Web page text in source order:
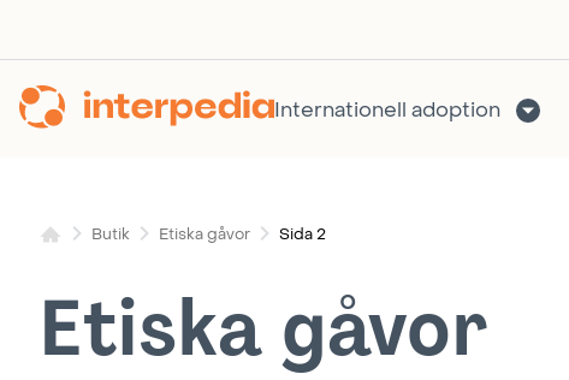
Internationell adoption
Butik Etiska gåvor Sida 2
Etiska gåvor